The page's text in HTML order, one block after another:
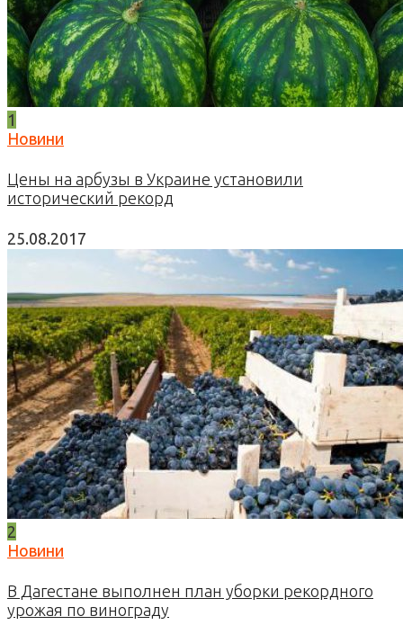
1
Новини
Цены на арбузы в Украине установили
исторический рекорд
25.08.2017
2
Новини
В Дагестане выполнен план уборки рекордного
урожая по винограду